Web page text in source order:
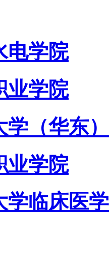
电学院
业学院
（华东）
业学院
学临床医